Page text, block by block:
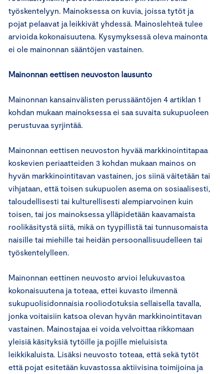
työskentelyyn. Mainoksessa on kuvia, joissa tytöt ja
pojat pelaavat ja leikkivät yhdessä. Mainoslehteä tulee
arvioida kokonaisuutena. Kysymyksessä oleva mainonta
ei ole mainonnan sääntöjen vastainen.
Mainonnan eettisen neuvoston lausunto
Mainonnan kansainvälisten perussääntöjen 4 artiklan 1
kohdan mukaan mainoksessa ei saa suvaita sukupuoleen
perustuvaa syrjintää.
Mainonnan eettisen neuvoston hyvää markkinointitapaa
koskevien periaatteiden 3 kohdan mukaan mainos on
hyvän markkinointitavan vastainen, jos siinä väitetään tai
vihjataan, että toisen sukupuolen asema on sosiaalisesti,
taloudellisesti tai kulturellisesti alempiarvoinen kuin
toisen, tai jos mainoksessa ylläpidetään kaavamaista
roolikäsitystä siitä, mikä on tyypillistä tai tunnusomaista
naisille tai miehille tai heidän persoonallisuudelleen tai
työskentelylleen.
Mainonnan eettinen neuvosto arvioi lelukuvastoa
kokonaisuutena ja toteaa, ettei kuvasto ilmennä
sukupuolisidonnaisia rooliodotuksia sellaisella tavalla,
jonka voitaisiin katsoa olevan hyvän markkinointitavan
vastainen. Mainostajaa ei voida velvoittaa rikkomaan
yleisiä käsityksiä tytöille ja pojille mieluisista
leikkikaluista. Lisäksi neuvosto toteaa, että sekä tytöt
että pojat esitetään kuvastossa aktiivisina toimijoina ja